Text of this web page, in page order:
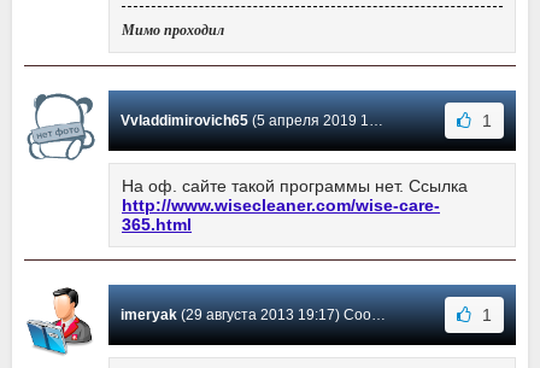
Мимо проходил
Vvladdimirovich65(5 апреля 2019 19:25) Сообщение #42 1
На оф. сайте такой программы нет. Ссылка
http://www.wisecleaner.com/wise-care-
365.html
imeryak(29 августа 2013 19:17) Сообщение #41 1